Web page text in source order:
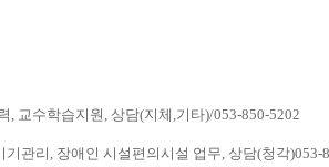
교수학습지원, 상담(지체,기타)/053-850-5202
관리, 장애인 시설편의시설 업무, 상담(청각)053-